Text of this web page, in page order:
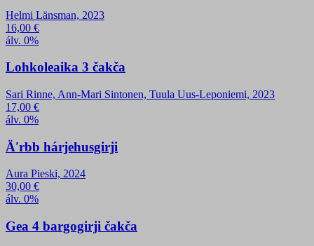
Helmi Länsman, 2023
16,00 €
álv. 0%
Lohkoleaika 3 čakča
Sari Rinne, Ann-Mari Sintonen, Tuula Uus-Leponiemi, 2023
17,00 €
álv. 0%
Äʹrbb hárjehusgirji
Aura Pieski, 2024
30,00 €
álv. 0%
Gea 4 bargogirji čakča